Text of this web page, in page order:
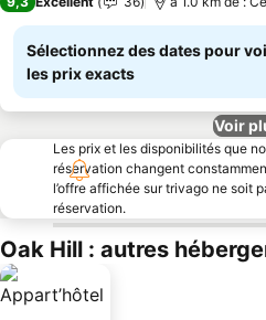
Sélectionnez des dates pour
les prix exacts
Voir
Les prix et les disponibilités que
réservation changent
l’offre affichée sur trivago ne soit
réservation.
Oak Hill : autres